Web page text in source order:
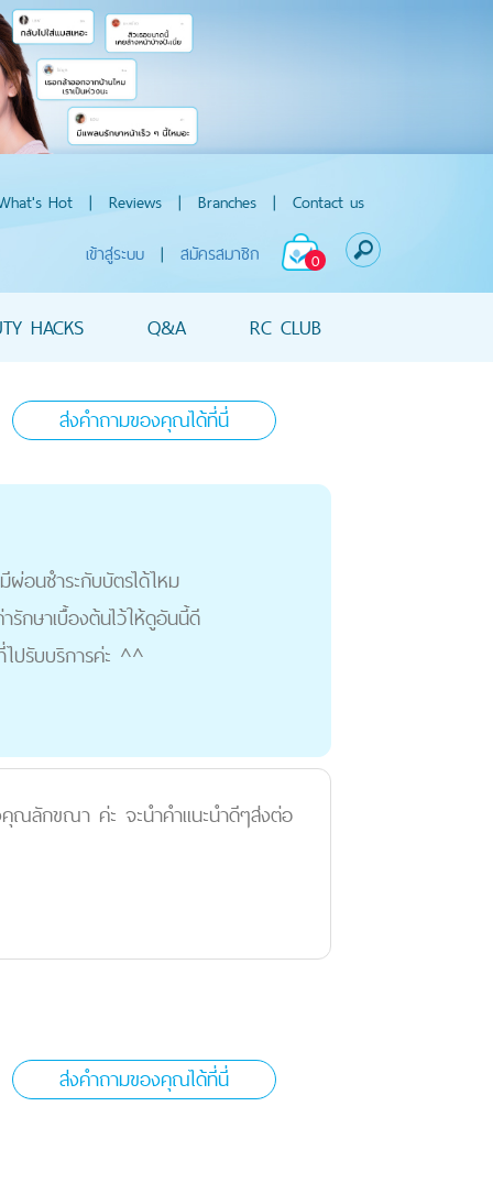
Hot | Reviews | Branches | Contact us
0
เข้าสู่ระบบ | สมัครสมาชิก
HACKS Q&A RC CLUB
ส่งคำถามของคุณได้ที่นี่
ผ่อนชำระกับบัตรได้ไหม
รักษาเบื้องต้นไว้ให้ดูอันนี้ดี
ไปรับบริการค่ะ ^^
คุณลักขณา ค่ะ จะนำคำแนะนำดีๆส่งต่อ
ส่งคำถามของคุณได้ที่นี่